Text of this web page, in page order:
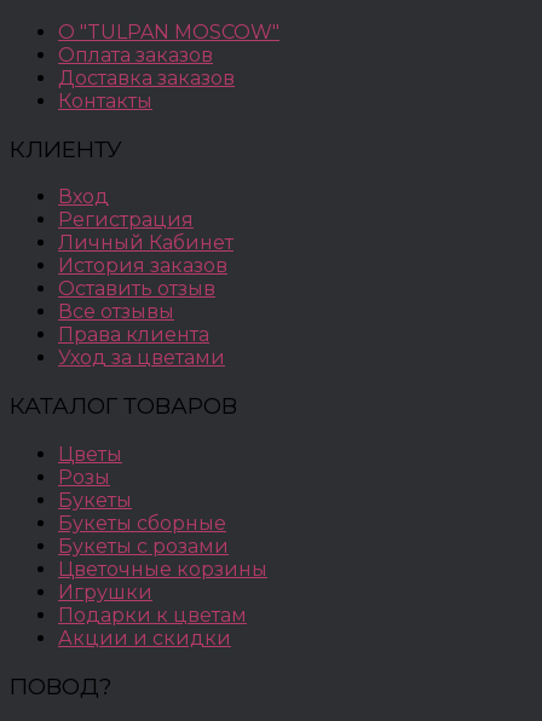
О "TULPAN MOSCOW"
Оплата заказов
Доставка заказов
Контакты
КЛИЕНТУ
Вход
Регистрация
Личный Кабинет
История заказов
Оставить отзыв
Все отзывы
Права клиента
Уход за цветами
КАТАЛОГ ТОВАРОВ
Цветы
Розы
Букеты
Букеты сборные
Букеты с розами
Цветочные корзины
Игрушки
Подарки к цветам
Акции и скидки
ПОВОД?